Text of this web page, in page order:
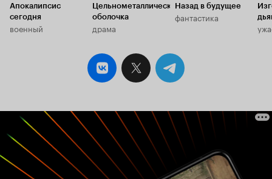
Апокалипсис
сегодня
военный
Цельнометаллическая
оболочка
драма
Назад в будущее
фантастика